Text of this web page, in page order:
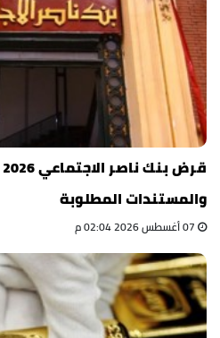
والمستندات المطلوبة